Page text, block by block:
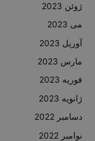
ژوئن 2023
می 2023
آوریل 2023
مارس 2023
فوریه 2023
ژانویه 2023
دسامبر 2022
نوامبر 2022